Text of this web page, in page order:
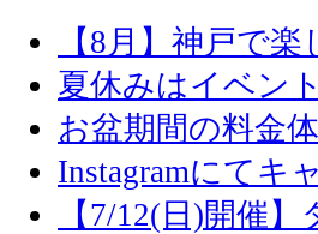
【8月】神戸で
夏休みはイベン
お盆期間の料金
Instagramにてキ
【7/12(日)開催